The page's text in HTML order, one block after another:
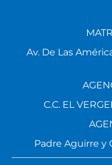
Av. De Las
C.C. EL
Padre Aguirre y